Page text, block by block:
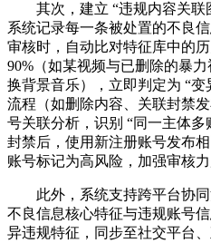
其次，建立 “违规内容关联
系统记录每一条被处置的不良
审核时，自动比对特征库中的
90%（如某视频与已删除的暴
换背景音乐），立即判定为 “
流程（如删除内容、关联封禁
号关联分析，识别 “同一主体
封禁后，使用新注册账号发布
账号标记为高风险，加强审核
此外，系统支持跨平台协
不良信息核心特征与违规账号
异违规特征，同步至社交平台